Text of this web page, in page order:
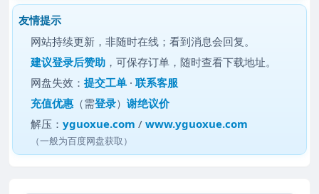
友情提示
网站持续更新，非随时在线；看到消息会回复。
建议登录后赞助 ，可保存订单，随时查看下载地址。
网盘失效：提交工单 ·联系客服
充值优惠 （需登录）谢绝议价
解压：yguoxue.com /www.yguoxue.com
（一般为百度网盘获取）